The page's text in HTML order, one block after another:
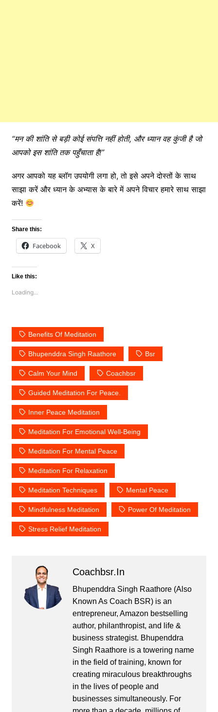
“मन की शांति से बड़ी कोई संपत्ति नहीं होती, और ध्यान वह कुंजी है जो
आपको इस शांति तक पहुँचाता है!”
अगर आपको यह ब्लॉग उपयोगी लगा हो, तो इसे अपने दोस्तों के साथ
साझा करें और ध्यान के अभ्यास के बारे में अपने विचार हमारे साथ साझा
करें!
Share this:
Facebook X
Like this:
Loading...
Benefits Of Meditation
Bhupenddra Singh Raathore Bsr
Calm Your Mind Coachbsr
Guided Meditation For Peace.
Inner Peace Meditation
Meditation For Emotional Well-Being
Meditation For Mental Peace
Meditation For Relaxation
Meditation Techniques Mental Peace
Mindfulness Meditation Power Of Meditation
Stress Relief Meditation
Coachbsr.in
Bhupenddra Singh Raathore (Also
Known As Coach BSR) is an
entrepreneur, Amazon bestselling
author, philanthropist, and life &
business strategist. Bhupenddra
Singh Raathore is a towering name
in the field of training, known for
creating miraculous breakthroughs
in the lives of people and
businesses simultaneously. For